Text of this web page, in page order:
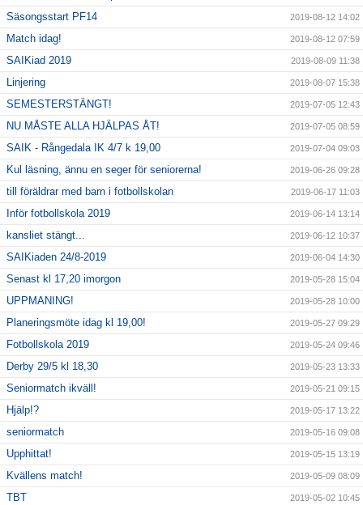
Säsongsstart PF14 2019-08-12 14:02
Match idag! 2019-08-12 07:59
SAIKiad 2019 2019-08-09 11:38
Linjering 2019-08-07 15:38
SEMESTERSTÄNGT! 2019-07-05 12:43
NU MÅSTE ALLA HJÄLPAS ÅT! 2019-07-05 08:59
SAIK - Rångedala IK 4/7 k 19,00 2019-07-04 09:03
Kul läsning, ännu en seger för seniorerna! 2019-06-26 09:28
till föräldrar med barn i fotbollskolan 2019-06-17 11:03
Inför fotbollskola 2019 2019-06-14 13:14
kansliet stängt... 2019-06-12 10:37
SAIKiaden 24/8-2019 2019-06-04 14:30
Senast kl 17,20 imorgon 2019-05-28 15:04
UPPMANING! 2019-05-28 10:00
Planeringsmöte idag kl 19,00! 2019-05-27 09:29
Fotbollskola 2019 2019-05-24 09:46
Derby 29/5 kl 18,30 2019-05-23 13:33
Seniormatch ikväll! 2019-05-21 09:15
Hjälp!? 2019-05-17 13:22
seniormatch 2019-05-16 09:08
Upphittat! 2019-05-15 13:19
Kvällens match! 2019-05-09 08:09
TBT 2019-05-02 10:45